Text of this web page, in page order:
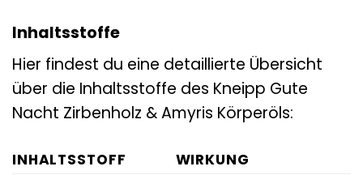
Inhaltsstoffe
Hier findest du eine detaillierte Übersicht
über die Inhaltsstoffe des Kneipp Gute
Nacht Zirbenholz & Amyris Körperöls:
INHALTSSTOFF
WIRKUNG